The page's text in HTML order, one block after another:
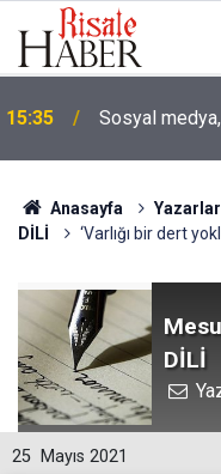
15:35 Sosyal
Anasayfa Yazarlar
DİLİ
‘Varlığı bir dert
DİLİ
25 Mayıs 2021